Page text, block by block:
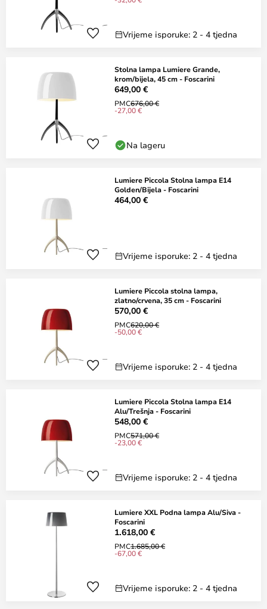
Vrijeme isporuke: 2 - 4 tjedna
Stolna lampa Lumiere Grande,
krom/bijela, 45 cm - Foscarini
649,00 €
PMC676,00 €
-27,00 €
Na lageru
Lumiere Piccola Stolna lampa E14
Golden/Bijela - Foscarini
464,00 €
Vrijeme isporuke: 2 - 4 tjedna
Lumiere Piccola stolna lampa,
zlatno/crvena, 35 cm - Foscarini
570,00 €
PMC620,00 €
-50,00 €
Vrijeme isporuke: 2 - 4 tjedna
Lumiere Piccola Stolna lampa E14
Alu/Trešnja - Foscarini
548,00 €
PMC571,00 €
-23,00 €
Vrijeme isporuke: 2 - 4 tjedna
Lumiere XXL Podna lampa Alu/Siva -
Foscarini
1.618,00 €
PMC1.685,00 €
-67,00 €
Vrijeme isporuke: 2 - 4 tjedna